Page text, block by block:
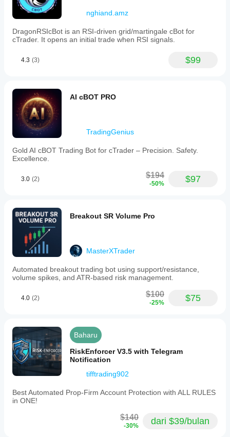
nghiand.amz
DragonRSIcBot is an RSI-driven grid/martingale cBot for
cTrader. It opens an initial trade when RSI signals.
4.3 (3) $99
AI cBOT PRO
TradingGenius
Gold AI cBOT Trading Bot for cTrader – Precision. Safety.
Excellence.
3.0 (2) $194
-50% $97
Breakout SR Volume Pro
MasterXTrader
Automated breakout trading bot using support/resistance,
volume spikes, and ATR-based risk management.
4.0 (2) $100
-25% $75
Baharu
RiskEnforcer V3.5 with Telegram
Notification
tifftrading902
Best Automated Prop-Firm Account Protection with ALL RULES
in ONE!
$140
-30% dari $39/bulan